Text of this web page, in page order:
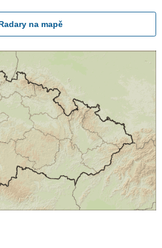
na mapě